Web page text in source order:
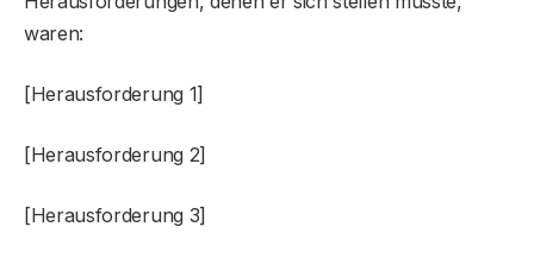
waren:
[Herausforderung 1]
[Herausforderung 2]
[Herausforderung 3]